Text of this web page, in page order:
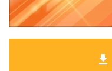
download